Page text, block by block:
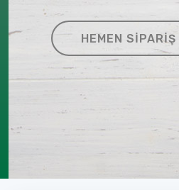
HEMEN